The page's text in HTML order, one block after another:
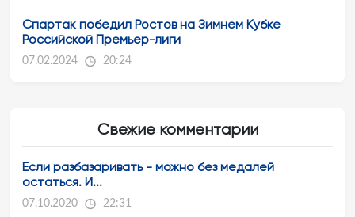
Спартак победил Ростов на Зимнем Кубке
Российской Премьер-лиги
07.02.2024 20:24
Свежие комментарии
Если разбазаривать - можно без медалей
остаться. И...
07.10.2020 22:31